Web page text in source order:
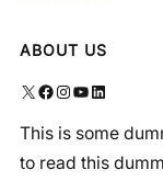
ABOUT US
X Facebook Instagram YouTube LinkedIn
This is some
to read this